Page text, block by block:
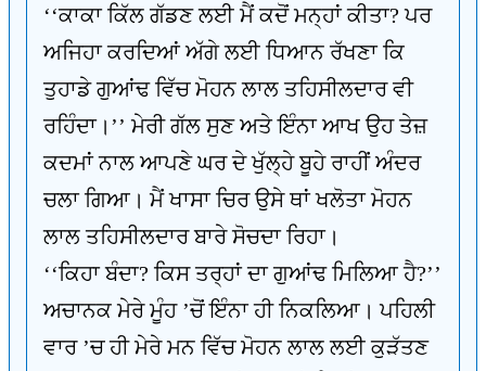
‘‘ਕਾਕਾ ਕਿੱਲ ਗੱਡਣ ਲਈ ਮੈਂ ਕਦੋਂ ਮਨ੍ਹਾਂ ਕੀਤਾ? ਪਰ
ਅਜਿਹਾ ਕਰਦਿਆਂ ਅੱਗੇ ਲਈ ਧਿਆਨ ਰੱਖਣਾ ਕਿ
ਤੁਹਾਡੇ ਗੁਆਂਢ ਵਿੱਚ ਮੋਹਨ ਲਾਲ ਤਹਿਸੀਲਦਾਰ ਵੀ
ਰਹਿੰਦਾ।’’ ਮੇਰੀ ਗੱਲ ਸੁਣ ਅਤੇ ਇੰਨਾ ਆਖ ਉਹ ਤੇਜ਼
ਕਦਮਾਂ ਨਾਲ ਆਪਣੇ ਘਰ ਦੇ ਖੁੱਲ੍ਹੇ ਬੂਹੇ ਰਾਹੀਂ ਅੰਦਰ
ਚਲਾ ਗਿਆ। ਮੈਂ ਖਾਸਾ ਚਿਰ ਉਸੇ ਥਾਂ ਖਲੋਤਾ ਮੋਹਨ
ਲਾਲ ਤਹਿਸੀਲਦਾਰ ਬਾਰੇ ਸੋਚਦਾ ਰਿਹਾ।
‘‘ਕਿਹਾ ਬੰਦਾ? ਕਿਸ ਤਰ੍ਹਾਂ ਦਾ ਗੁਆਂਢ ਮਿਲਿਆ ਹੈ?’’
ਅਚਾਨਕ ਮੇਰੇ ਮੂੰਹ ’ਚੋਂ ਇੰਨਾ ਹੀ ਨਿਕਲਿਆ। ਪਹਿਲੀ
ਵਾਰ ’ਚ ਹੀ ਮੇਰੇ ਮਨ ਵਿੱਚ ਮੋਹਨ ਲਾਲ ਲਈ ਕੁੜੱਤਣ